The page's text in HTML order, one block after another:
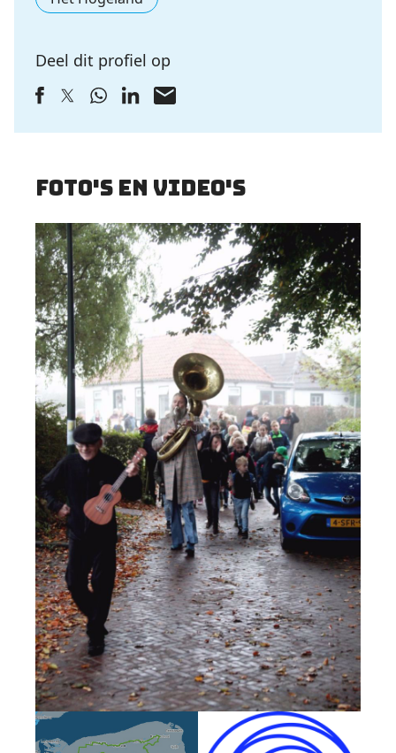
Deel dit profiel op
Foto's en video's